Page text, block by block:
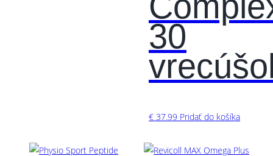
30
€37.99 Pridať do košíka